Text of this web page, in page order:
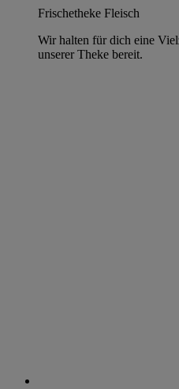
Frischetheke Fleisch
Wir halten für dich eine
unserer Theke bereit.